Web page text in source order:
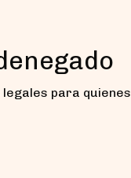
para quienes